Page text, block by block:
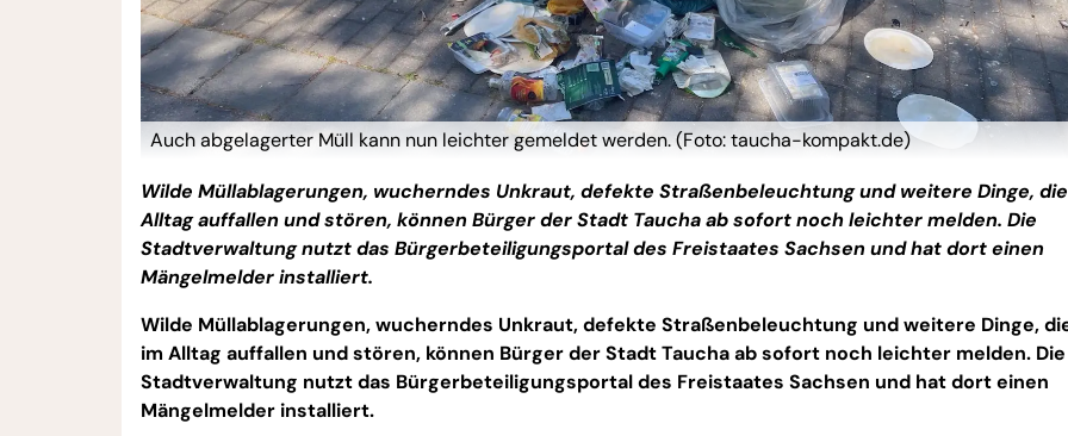
Auch abgelagerter Müll kann nun leichter gemeldet werden. (Foto: taucha-kompakt.de)
Wilde Müllablagerungen, wucherndes Unkraut, defekte Straßenbeleuchtung und weitere Dinge,
Alltag auffallen und stören, können Bürger der Stadt Taucha ab sofort noch leichter melden. Die
Stadtverwaltung nutzt das Bürgerbeteiligungsportal des Freistaates Sachsen und hat dort einen
Mängelmelder installiert.
Wilde Müllablagerungen, wucherndes Unkraut, defekte Straßenbeleuchtung und weitere Dinge,
im Alltag auffallen und stören, können Bürger der Stadt Taucha ab sofort noch leichter melden. Die
Stadtverwaltung nutzt das Bürgerbeteiligungsportal des Freistaates Sachsen und hat dort einen
Mängelmelder installiert.